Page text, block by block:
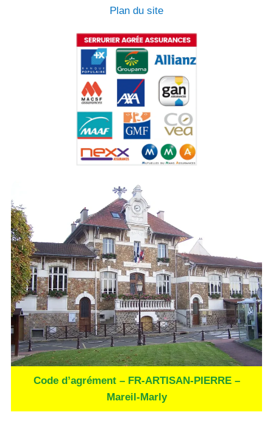
Plan du site
Code d’agrément – FR-ARTISAN-PIERRE –
Mareil-Marly